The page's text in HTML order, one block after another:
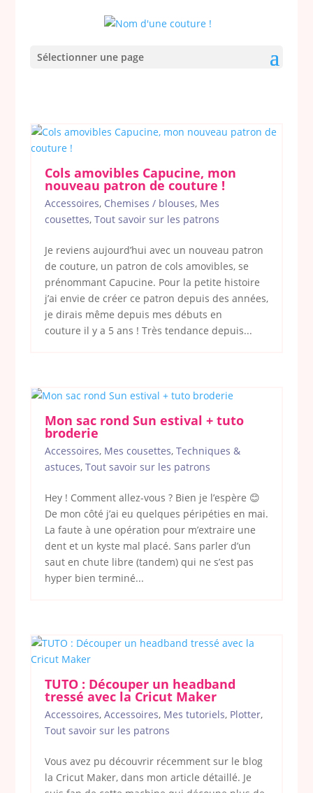
Sélectionner une page
Cols amovibles Capucine, mon
nouveau patron de couture !
Accessoires, Chemises / blouses, Mes
cousettes, Tout savoir sur les patrons
Je reviens aujourd’hui avec un nouveau patron
de couture, un patron de cols amovibles, se
prénommant Capucine. Pour la petite histoire
j’ai envie de créer ce patron depuis des années,
je dirais même depuis mes débuts en
couture il y a 5 ans ! Très tendance depuis...
Mon sac rond Sun estival + tuto
broderie
Accessoires, Mes cousettes, Techniques &
astuces, Tout savoir sur les patrons
Hey ! Comment allez-vous ? Bien je l’espère 😊
De mon côté j’ai eu quelques péripéties en mai.
La faute à une opération pour m’extraire une
dent et un kyste mal placé. Sans parler d’un
saut en chute libre (tandem) qui ne s’est pas
hyper bien terminé...
TUTO : Découper un headband
tressé avec la Cricut Maker
Accessoires, Accessoires, Mes tutoriels, Plotter,
Tout savoir sur les patrons
Vous avez pu découvrir récemment sur le blog
la Cricut Maker, dans mon article détaillé. Je